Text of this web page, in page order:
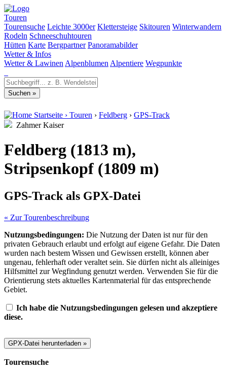
Touren
Tourensuche Leichte 3000er Klettersteige Skitouren Winterwandern
Rodeln Schneeschuhtouren
Hütten Karte Bergpartner Panoramabilder
Wetter & Infos
Wetter & Lawinen Alpenblumen Alpentiere Wegpunkte
Startseite › Touren › Feldberg › GPS-Track
Zahmer Kaiser
Feldberg (1813 m),
Stripsenkopf (1809 m)
GPS-Track als GPX-Datei
« Zur Tourenbeschreibung
Nutzungsbedingungen: Die Nutzung der Daten ist nur für den
privaten Gebrauch erlaubt und erfolgt auf eigene Gefahr. Die Daten
wurden nach bestem Wissen und Gewissen erstellt, können aber
ungenau, fehlerhaft oder veraltet sein. Sie dürfen nicht als alleiniges
Hilfsmittel zur Wegfindung genutzt werden. Verwenden Sie für die
Orientierung stets aktuelles Kartenmaterial für das entsprechende
Gebiet.
Ich habe die Nutzungsbedingungen gelesen und akzeptiere
diese.
Tourensuche